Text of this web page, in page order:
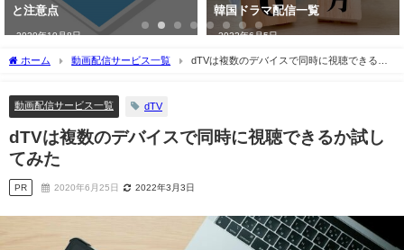
と注意点
2020年10月8日
韓国ドラマ配信一覧
2022年6月5日
ホーム 動画配信サービス一覧
dTVは複数のデバイスで同時に視聴できるか
動画配信サービス一覧 dTV
dTVは複数のデバイスで同時に視聴できるか試し
てみた
PR 2020年6月25日 2022年3月3日